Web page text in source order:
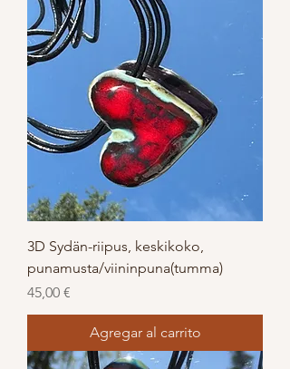
3D Sydän-riipus, keskikoko,
punamusta/viininpuna(tumma)
Precio
45,00 €
Agregar al carrito